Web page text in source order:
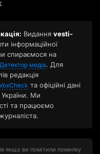
Видання vesti-
інформаційної
спираємося на
Детектор медіа. Для
редакція
та офіційні дані
України. Ми
та працюємо
якщо ви помітили помилку